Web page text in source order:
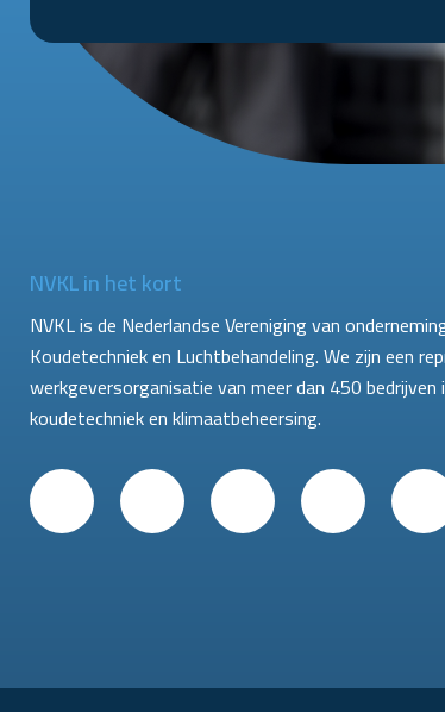
NVKL in het kort
NVKL is de Nederlandse Vereniging van
Koudetechniek en Luchtbehandeling. We zijn een
werkgeversorganisatie van meer dan 450
koudetechniek en klimaatbeheersing.